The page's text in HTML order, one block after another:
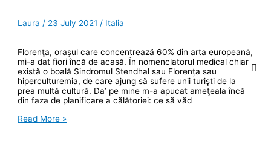
Laura/ 23 July 2021/ Italia
Florenţa, orașul care concentrează 60% din arta europeană,
mi-a dat fiori încă de acasă. În nomenclatorul medical chiar
există o boală Sindromul Stendhal sau Florența sau
hiperculturemia, de care ajung să sufere unii turişti de la
prea multă cultură. Da’ pe mine m-a apucat ameţeala încă
din faza de planificare a călătoriei: ce să văd
Florenţa
Read More »